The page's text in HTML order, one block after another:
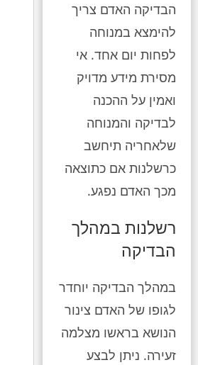
הבדיקה האדם צריך
להימצא במנוחה
לפחות יום אחד. אי
מסירת מידע מדויק
ואמין על ההכנה
לבדיקה והמנוחה
שלאחריה תיחשב
כרשלנות אם כתוצאה
מכך האדם נפגע.
רשלנות במהלך
הבדיקה
במהלך הבדיקה יוחדר
לגופו של האדם צינור
הנושא בראשו מצלמה
זעירה. ניתן לבצע